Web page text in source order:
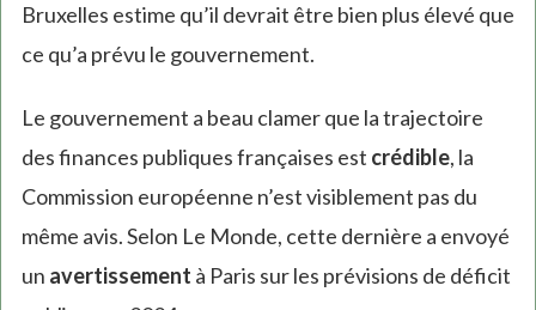
Bruxelles estime qu’il devrait être bien plus élevé que
ce qu’a prévu le gouvernement.
Le gouvernement a beau clamer que la trajectoire
des finances publiques françaises est crédible, la
Commission européenne n’est visiblement pas du
même avis. Selon Le Monde, cette dernière a envoyé
un avertissement à Paris sur les prévisions de déficit